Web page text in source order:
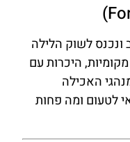
ונכנס לשוק הלילה
היכרות עם
האכילה
לטעום ומה פחות